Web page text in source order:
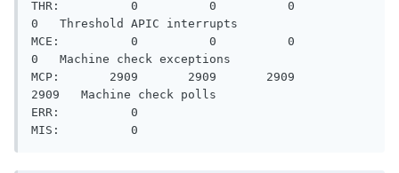
THR:          0          0          0
0   Threshold APIC interrupts
MCE:          0          0          0
0   Machine check exceptions
MCP:       2909       2909       2909
2909   Machine check polls
ERR:          0